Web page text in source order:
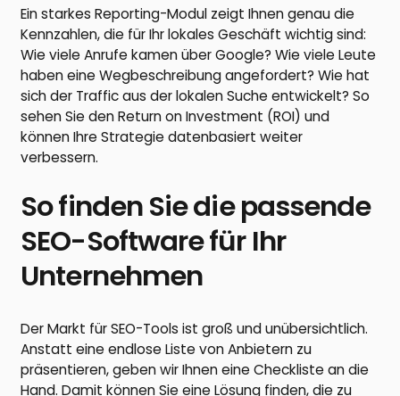
Ein starkes Reporting-Modul zeigt Ihnen genau die
Kennzahlen, die für Ihr lokales Geschäft wichtig sind:
Wie viele Anrufe kamen über Google? Wie viele Leute
haben eine Wegbeschreibung angefordert? Wie hat
sich der Traffic aus der lokalen Suche entwickelt? So
sehen Sie den Return on Investment (ROI) und
können Ihre Strategie datenbasiert weiter
verbessern.
So finden Sie die passende
SEO-Software für Ihr
Unternehmen
Der Markt für SEO-Tools ist groß und unübersichtlich.
Anstatt eine endlose Liste von Anbietern zu
präsentieren, geben wir Ihnen eine Checkliste an die
Hand. Damit können Sie eine Lösung finden, die zu